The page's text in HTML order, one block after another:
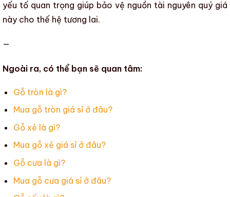
yếu tố quan trọng giúp bảo vệ nguồn tài nguyên quý giá
này cho thế hệ tương lai.
—
Ngoài ra, có thể bạn sẽ quan tâm:
Gỗ tròn là gì?
Mua gỗ tròn giá sỉ ở đâu?
Gỗ xẻ là gì?
Mua gỗ xẻ giá sỉ ở đâu?
Gỗ cưa là gì?
Mua gỗ cưa giá sỉ ở đâu?